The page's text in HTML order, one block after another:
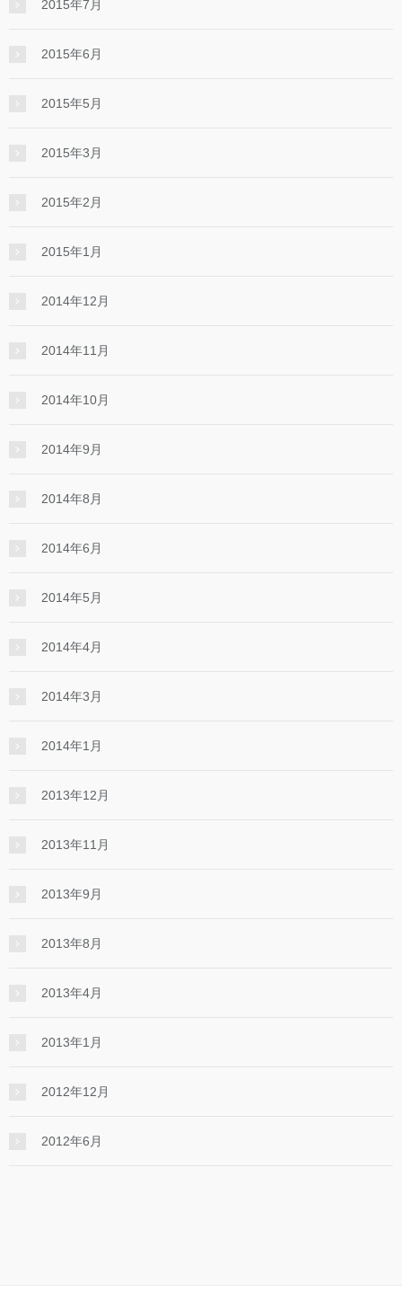
2015年7月
2015年6月
2015年5月
2015年3月
2015年2月
2015年1月
2014年12月
2014年11月
2014年10月
2014年9月
2014年8月
2014年6月
2014年5月
2014年4月
2014年3月
2014年1月
2013年12月
2013年11月
2013年9月
2013年8月
2013年4月
2013年1月
2012年12月
2012年6月